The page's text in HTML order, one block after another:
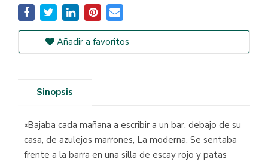
Añadir a favoritos
Sinopsis
«Bajaba cada mañana a escribir a un bar, debajo de su
casa, de azulejos marrones, La moderna. Se sentaba
frente a la barra en una silla de escay rojo y patas